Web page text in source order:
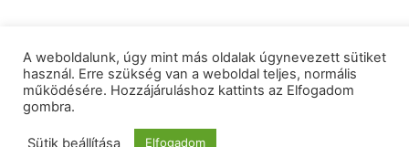
A weboldalunk, úgy mint más oldalak úgynevezett sütiket
használ. Erre szükség van a weboldal teljes, normális
működésére. Hozzájáruláshoz kattints az Elfogadom
gombra.
Sütik beállítása Elfogadom